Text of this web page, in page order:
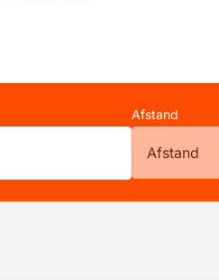
Afstand
Afstand